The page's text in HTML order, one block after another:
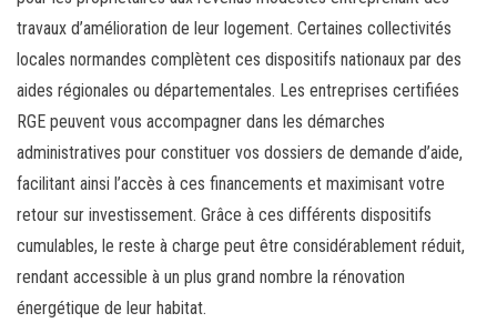
travaux d’amélioration de leur logement. Certaines collectivités
locales normandes complètent ces dispositifs nationaux par des
aides régionales ou départementales. Les entreprises certifiées
RGE peuvent vous accompagner dans les démarches
administratives pour constituer vos dossiers de demande d’aide,
facilitant ainsi l’accès à ces financements et maximisant votre
retour sur investissement. Grâce à ces différents dispositifs
cumulables, le reste à charge peut être considérablement réduit,
rendant accessible à un plus grand nombre la rénovation
énergétique de leur habitat.